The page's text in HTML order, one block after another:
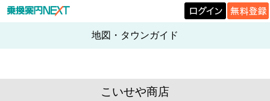
地図・タウンガイド
こいせや商店